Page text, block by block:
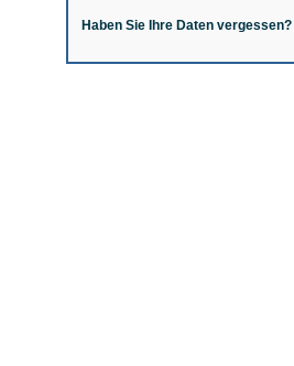
Haben Sie Ihre Daten vergessen?